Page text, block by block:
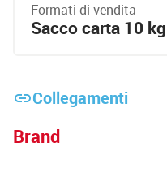
Formati di vendita
Sacco carta 10 kg
linkCollegamenti
Brand